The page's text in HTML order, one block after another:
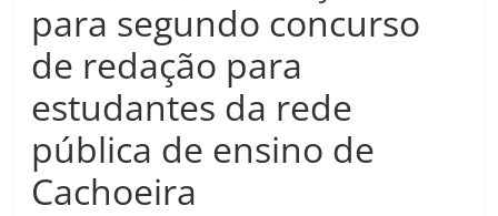
Amorim
para segundo concurso
de redação para
estudantes da rede
pública de ensino de
Cachoeira